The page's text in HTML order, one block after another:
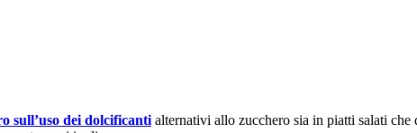
sull’uso dei dolcificantialternativi allo zucchero sia in piatti salati